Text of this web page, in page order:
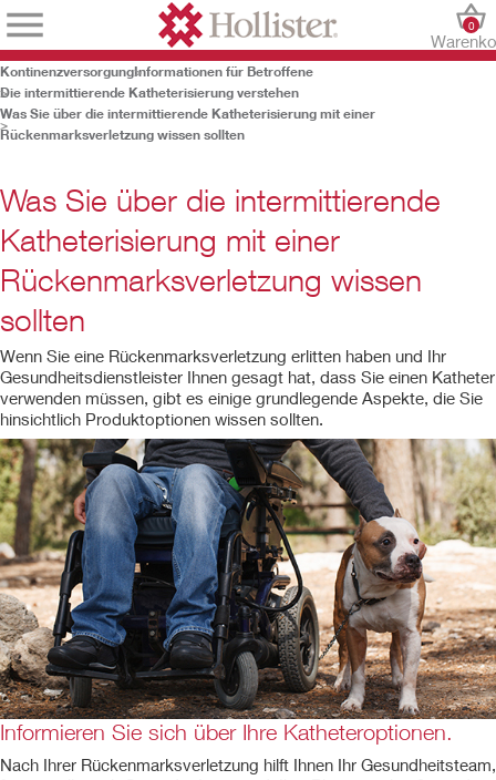
0
KontinenzversorgungInformationen für Betroffene
Die intermittierende Katheterisierung verstehen
Was Sie über die intermittierende Katheterisierung mit einer
Rückenmarksverletzung wissen sollten
Was Sie über die intermittierende
Katheterisierung mit einer
Rückenmarksverletzung wissen
sollten
Wenn Sie eine Rückenmarksverletzung erlitten haben und Ihr
Gesundheitsdienstleister Ihnen gesagt hat, dass Sie einen Katheter
verwenden müssen, gibt es einige grundlegende Aspekte, die Sie
hinsichtlich Produktoptionen wissen sollten.
Informieren Sie sich über Ihre Katheteroptionen.
Nach Ihrer Rückenmarksverletzung hilft Ihnen Ihr Gesundheitsteam,